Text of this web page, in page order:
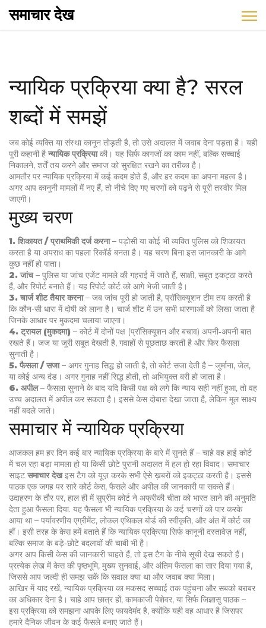
समाचार देख
न्यायिक प्रक्रिया क्या है? सरल
शब्दों में समझें
जब कोई व्यक्ति या संस्था कानून तोड़ती है, तो उसे अदालत में जवाब देना पड़ता है। यही
पूरी कहानी है न्यायिक प्रक्रियाकी। यह सिर्फ कागजों का काम नहीं, बल्कि सच्चाई
निकालने, शर्तें तय करने और समाज को सुरक्षित रखने का तरीका है।
आमतौर पर न्यायिक प्रक्रिया में कई कदम होते हैं, और हर कदम का अपना महत्व है।
अगर आप कानूनी मामलों में नए हैं, तो नीचे दिए गए चरणों को पढ़ने से पूरी तस्वीर मिल
जाएगी।
मुख्य चरण
1. शिकायत / प्राथमिकी दर्ज करना– पड़ोसी या कोई भी व्यक्ति पुलिस को शिकायत
करता है या अपराध का पहला रिकॉर्ड बनता है। यह चरण बिना इस जानकारी के आगे
कुछ नहीं हो पाता।
2. जांच– पुलिस या जांच एजेंट मामले की गहराई में जाते हैं, साक्षी, सबूत इकट्ठा करते
हैं, और रिपोर्ट बनाते हैं। यह रिपोर्ट कोर्ट को आगे भेजी जाती है।
3. चार्ज शीट तैयार करना– जब जांच पूरी हो जाती है, प्रॉसिक्यूशन टीम तय करती है
कि कौन‑सी धारा में दोषी को लाना है। चार्ज शीट में उन सभी धारणाओं को लिखा जाता है
जिनके आधार पर मुकदमा चलाया जाएगा।
4. ट्रायल (मुकदमा) – कोर्ट में दोनों पक्ष (प्रॉसिक्यूशन और बचाव) अपनी‑अपनी बात
रखते हैं। जज या जूरी सबूत देखती है, गवाहों से पूछताछ करती है और फिर फैसला
सुनाती है।
5. फैसला / सजा– अगर गुनाह सिद्ध हो जाती है, तो कोर्ट सजा देती है – जुर्माना, जेल,
या कोई अन्य दंड। अगर गुनाह नहीं सिद्ध होती, तो अभियुक्त बरी हो जाता है।
6. अपील– फैसला सुनाने के बाद यदि किसी पक्ष को लगे कि न्याय सही नहीं हुआ, तो वह
उच्च अदालत में अपील कर सकता है। इससे केस दोबारा देखा जाता है, लेकिन मूल साक्ष्य
नहीं बदले जाते।
समाचार में न्यायिक प्रक्रिया
आजकल हम हर दिन कई बार न्यायिक प्रक्रिया के बारे में सुनते हैं – चाहे वह हाई कोर्ट
में चल रहा बड़ा मामला हो या किसी छोटे पुरानी अदालत में हल हो रहा विवाद। समाचार
साइट समाचार देखइस टैग को यूज़ करके सभी ऐसे ख़बरों को इकट्ठा करती है। इससे
पाठक एक जगह पर सारे कोर्ट केस, फैसले और अपील की जानकारी पा सकते हैं।
उदाहरण के तौर पर, हाल ही में सुप्रीम कोर्ट ने अफ्रीकी चीता को भारत लाने की अनुमति
देता हुआ फैसला दिया. यह फैसला भी न्यायिक प्रक्रिया के कई चरणों को पार करके
आया था – पर्यावरणीय एग्रीमेंट, लोकल एथिकल बोर्ड की स्वीकृति, और अंत में कोर्ट का
हाँ। इसी तरह के केस हमें बताते हैं कि न्यायिक प्रक्रिया सिर्फ कानूनी दस्तावेज़ नहीं,
बल्कि समाज के बड़े‑छोटे बदलावों की चाबी भी है।
अगर आप किसी केस की जानकारी चाहते हैं, तो इस टैग के नीचे सूची देख सकते हैं।
प्रत्येक लेख में केस की पृष्ठभूमि, मुख्य सुनवाई, और अंतिम फैसला का सार दिया गया है,
जिससे आप जल्दी ही समझ सकें कि सवाल क्या था और जवाब क्या मिला।
आखिर में याद रखें, न्यायिक प्रक्रिया का मकसद सच्चाई तक पहुंचना और सबको बराबर
का अधिकार देना है। चाहे आप छात्र हों, कामकाजी पेशेवर, या सिर्फ जिज्ञासु पाठक –
इस प्रक्रिया को समझना आपके लिए फायदेमंद है, क्योंकि यही वह आधार है जिसपर
हमारे दैनिक जीवन के कई फैसले बनाए जाते हैं।